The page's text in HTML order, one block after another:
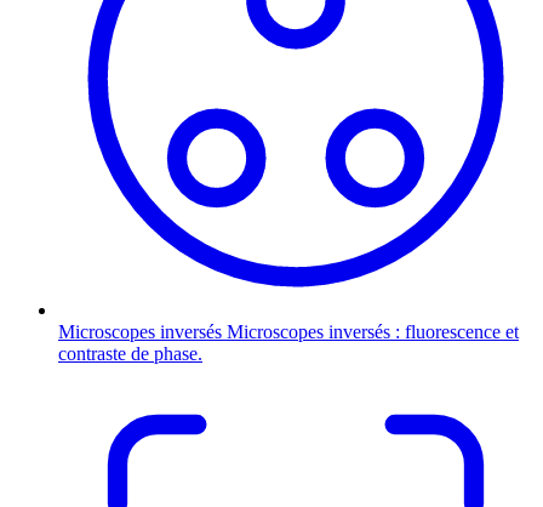
Microscopes inversés Microscopes inversés : fluorescence et
contraste de phase.